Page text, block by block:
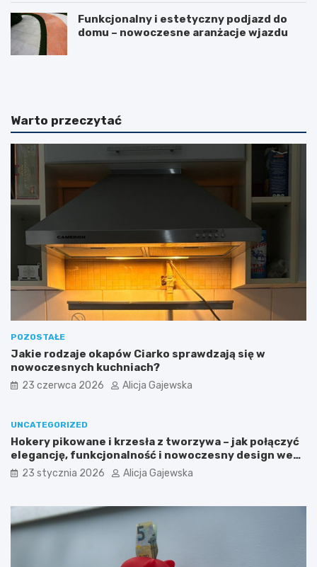
Funkcjonalny i estetyczny podjazd do
domu – nowoczesne aranżacje wjazdu
F
a
p
a
e
l
o
r
o
z
e
n
–
w
a
r
t
i
e
d
L
k
a
d
ż
a
–
e
n
h
d
o
t
y
b
ó
r
a
C
i
Warto przeczytać
POZOSTAŁE
Jakie rodzaje okapów Ciarko sprawdzają się w
nowoczesnych kuchniach?
23 czerwca 2026 Alicja Gajewska
UNCATEGORIZED
Hokery pikowane i krzesła z tworzywa – jak połączyć
elegancję, funkcjonalność i nowoczesny design we
wnętrzu?
23 stycznia 2026 Alicja Gajewska